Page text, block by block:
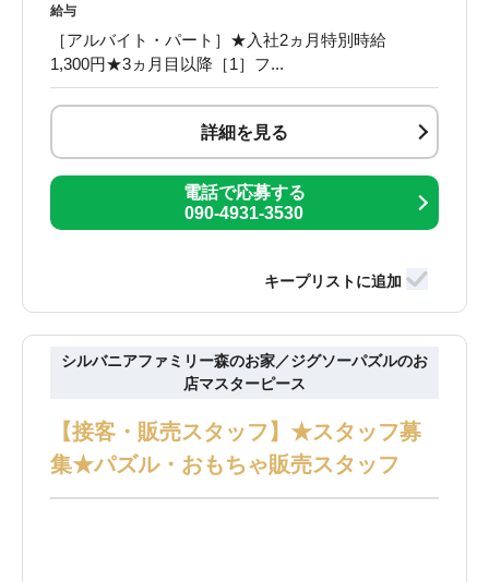
給与
［アルバイト・パート］★入社2ヵ月特別時給
1,300円★3ヵ月目以降［1］フ...
詳細を見る
電話で応募する
090-4931-3530
シルバニアファミリー森のお家／ジグソーパズルのお
店マスターピース
【接客・販売スタッフ】★スタッフ募
集★パズル・おもちゃ販売スタッフ